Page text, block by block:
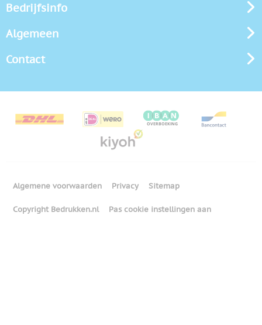
Bedrijfsinfo
Algemeen
Contact
Algemene voorwaarden Privacy Sitemap
Copyright Bedrukken.nl Pas cookie instellingen aan